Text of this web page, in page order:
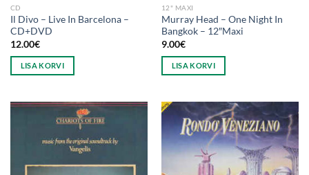
CD
Il Divo ‎– Live In Barcelona –
CD+DVD
12.00€
LISA KORVI
12" MAXI
Murray Head ‎– One Night In
Bangkok – 12″Maxi
9.00€
LISA KORVI